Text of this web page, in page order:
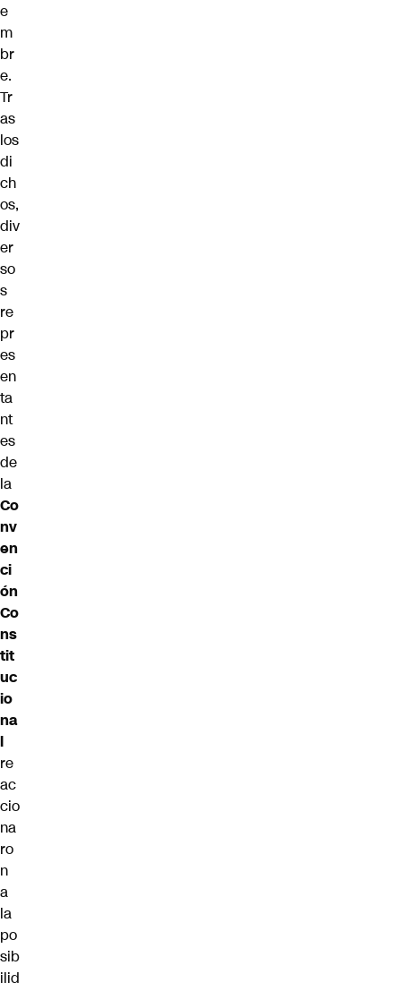
e
m
br
e.
Tr
as
los
di
ch
os,
div
er
so
s
re
pr
es
en
ta
nt
es
de
la
Co
nv
en
ci
ón
Co
ns
tit
uc
io
na
l
re
ac
cio
na
ro
n
a
la
po
sib
ilid